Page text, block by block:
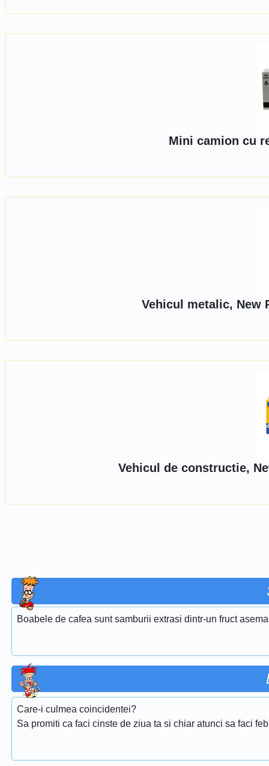
Mini camion cu
Vehicul metalic, New
Vehicul de constructie,
Boabele de cafea sunt samburii extrasi dintr-un fruct
Care-i culmea coincidentei?
Sa promiti ca faci cinste de ziua ta si chiar atunci sa faci